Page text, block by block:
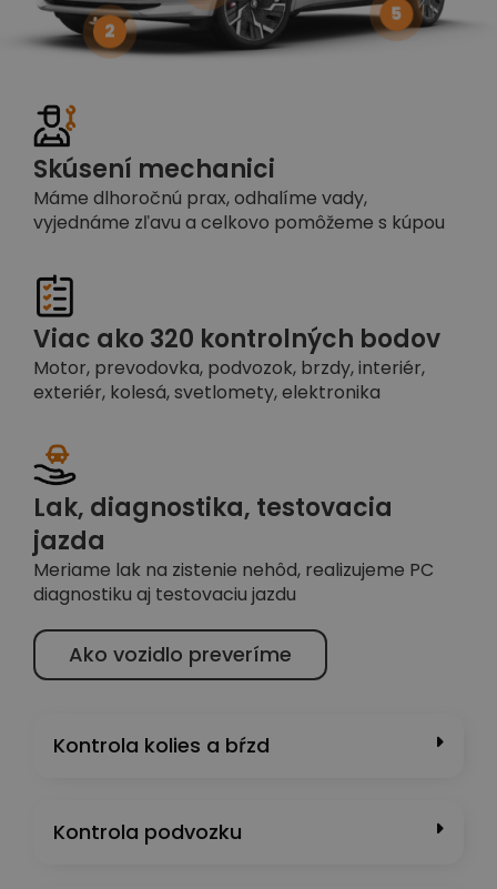
Skúsení mechanici
Máme dlhoročnú prax, odhalíme vady,
vyjednáme zľavu a celkovo pomôžeme s kúpou
Viac ako 320 kontrolných bodov
Motor, prevodovka, podvozok, brzdy, interiér,
exteriér, kolesá, svetlomety, elektronika
Lak, diagnostika, testovacia
jazda
Meriame lak na zistenie nehôd, realizujeme PC
diagnostiku aj testovaciu jazdu
Ako vozidlo preveríme
2
5
Kontrola kolies a bŕzd
Kontrola podvozku